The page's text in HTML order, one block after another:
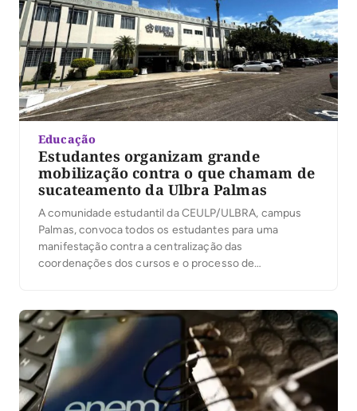
Educação
Estudantes organizam grande
mobilização contra o que chamam de
sucateamento da Ulbra Palmas
A comunidade estudantil da CEULP/ULBRA, campus
Palmas, convoca todos os estudantes para uma
manifestação contra a centralização das
coordenações dos cursos e o processo de
outros campi e busca defender uma formação de
qualidade, uma gestão acadêmica próxima dos
estudantes […]